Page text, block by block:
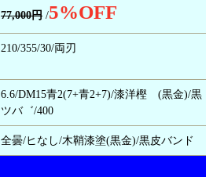
77,000円 /5%OFF
210/355/30/両刃
6.6/DM15青2(7+青2+7)/漆洋樫 (黒金)/黒
ツバ゛/400
全曇/ヒなし/木鞘漆塗(黒金)/黒皮バンド